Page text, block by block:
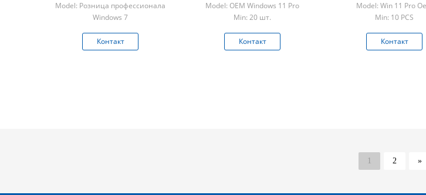
стабилизированное
Model: Розница профессионала
Windows 7
Контакт
разработчиков систем и
TPM 2.0
Model: OEM Windows 11 Pro
Min: 20 шт.
Контакт
безопасность и
Model: Win 11 Pro
Min: 10 PCS
Контакт
1 2 »